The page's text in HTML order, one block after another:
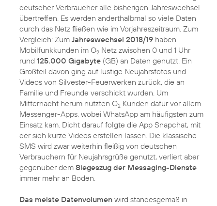
deutscher Verbraucher alle bisherigen Jahreswechsel
übertreffen. Es werden anderthalbmal so viele Daten
durch das Netz fließen wie im Vorjahreszeitraum. Zum
Vergleich: Zum Jahreswechsel 2018/19 haben
Mobilfunkkunden im O2 Netz zwischen 0 und 1 Uhr
rund 125.000 Gigabyte (GB) an Daten genutzt. Ein
Großteil davon ging auf lustige Neujahrsfotos und
Videos von Silvester-Feuerwerken zurück, die an
Familie und Freunde verschickt wurden. Um
Mitternacht herum nutzten O2 Kunden dafür vor allem
Messenger-Apps, wobei WhatsApp am häufigsten zum
Einsatz kam. Dicht darauf folgte die App Snapchat, mit
der sich kurze Videos erstellen lassen. Die klassische
SMS wird zwar weiterhin fleißig von deutschen
Verbrauchern für Neujahrsgrüße genutzt, verliert aber
gegenüber dem Siegeszug der Messaging-Dienste
immer mehr an Boden.
Das meiste Datenvolumen wird standesgemäß in